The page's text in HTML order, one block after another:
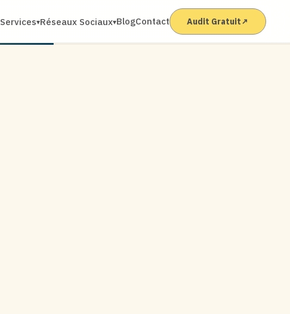
Services▾Réseaux Sociaux▾BlogContact Audit Gratuit↗